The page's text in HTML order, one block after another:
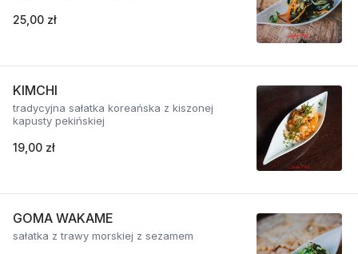
25,00 zł
KIMCHI
tradycyjna sałatka koreańska z kiszonej
kapusty pekińskiej
19,00 zł
GOMA WAKAME
sałatka z trawy morskiej z sezamem